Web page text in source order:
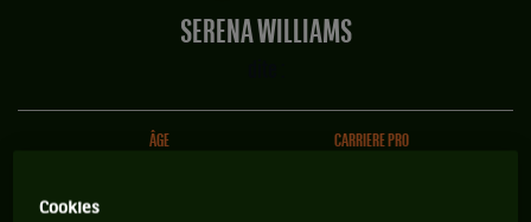
SERENA WILLIAMS
ÂGE CARRIERE PRO
Cookies